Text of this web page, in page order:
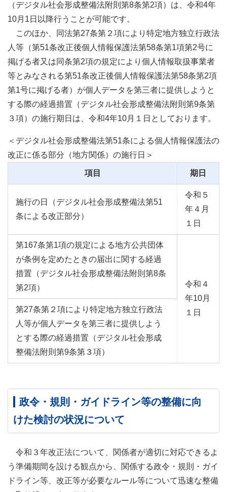
（デジタル社会形成整備法附則第8条第2項）は、令和4年
10月1日以降行うことが可能です。
このほか、同法第27条第２項により特定地方独立行政法
人等（第51条改正後個人情報保護法第58条第1項第2号に
掲げる者又は同条第2項の規定により個人情報取扱事業者
等とみなされる第51条改正後個人情報保護法第58条第2項
第1号に掲げる者）が個人データを第三者に提供しようと
する際の経過措置（デジタル社会形成整備法附則第9条第
３項）の施行期日は、令和4年10月１日としております。
＜デジタル社会形成整備法第51条による個人情報保護法の
改正に係る部分（地方関係）の施行日＞
項目 期日
施行の日（デジタル社会形成整備法第51
条による改正部分）
令和５
年４月
１日
第167条第1項の規定による地方公共団体
が条例を定めたときの届出に関する経過
措置（デジタル社会形成整備法附則第8条
第2項）
令和４
年10月
１日
第27条第２項により特定地方独立行政法
人等が個人データを第三者に提供しよう
とする際の経過措置（デジタル社会形成
整備法附則第9条第３項）
政令・規則・ガイドライン等の整備に向
けた検討の状況について
令和３年改正法について、関係者が適切に対応できるよ
う準備期間を設ける観点から、関係する政令・規則・ガイ
ドライン等、改正等が必要なルール等について迅速な整備